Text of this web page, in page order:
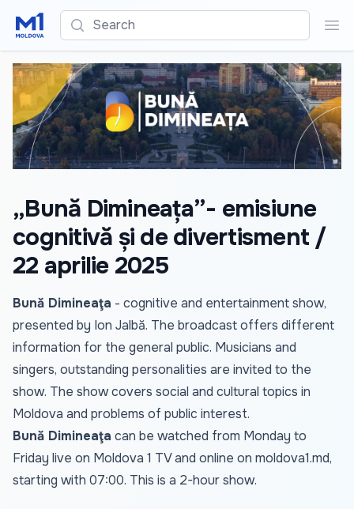
Search
„Bună Dimineața”- emisiune
cognitivă și de divertisment /
22 aprilie 2025
Bună Dimineaţa - cognitive and entertainment show,
presented by Ion Jalbă. The broadcast offers different
information for the general public. Musicians and
singers, outstanding personalities are invited to the
show. The show covers social and cultural topics in
Moldova and problems of public interest.
Bună Dimineaţa can be watched from Monday to
Friday live on Moldova 1 TV and online on moldova1.md,
starting with 07:00. This is a 2-hour show.